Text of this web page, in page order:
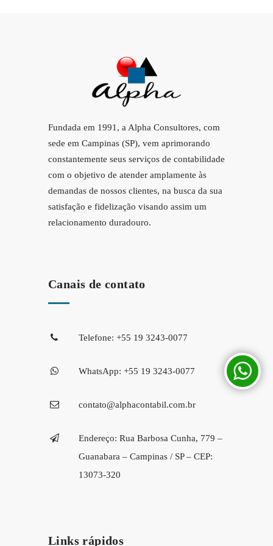
Fundada em 1991, a Alpha Consultores, com
sede em Campinas (SP), vem aprimorando
constantemente seus serviços de contabilidade
com o objetivo de atender amplamente às
demandas de nossos clientes, na busca da sua
satisfação e fidelização visando assim um
relacionamento duradouro.
Canais de contato
Telefone: +55 19 3243-0077
WhatsApp: +55 19 3243-0077
contato@alphacontabil.com.br
Endereço: Rua Barbosa Cunha, 779 –
Guanabara – Campinas / SP – CEP:
13073-320
Links rápidos